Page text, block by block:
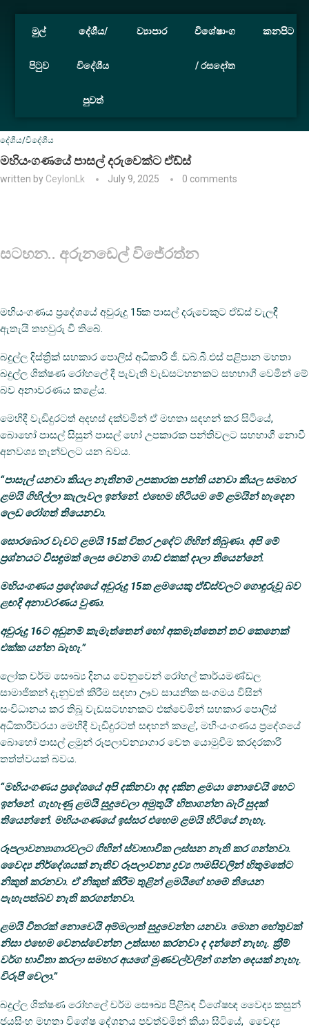
මුල්
පිටුව
දේශීය/
විදේශීය
පුවත්
ව්‍යාපාර විශේෂාංග
/ රසදෝත
කනපිට
දේශීය/විදේශීය
මහියංගණයේ පාසල් දරුවෙක්ට ඒඩ්ස්
written by CeylonLk July 9, 2025 0 comments
සටහන.. අරුනඩෙල් විජේරත්න
මහියංගණය ප්‍රදේශයේ අවුරුදු 15ක පාසල් දරුවෙකුට ඒඩ්ස් වැලඳී
ඇතැයි තහවුරු වී තිබේ.
බදුල්ල දිස්ත්‍රික් සහකාර පොලිස් අධිකාරි ජී. ඩබ්.බී.එස් පළිපාන මහතා
බදුල්ල ශික්ෂණ රෝහලේ දී පැවැති වැඩසටහනකට සහභාගී වෙමින් මේ
බව අනාවරණය කළේය.
මෙහිදී වැඩිදුරටත් අදහස් දක්වමින් ඒ මහතා සඳහන් කර සිටියේ,
බොහෝ පාසල් සිසුන් පාසල් ‍හෝ උපකාරක පන්තිවලට සහභාගී නොවී
අනවශ්‍ය තැන්වලට යන බවය.
“පාසැල් යනවා කියල නැතිනම් උපකාරක පන්ති යනවා කියල සමහර
ළමයි ගිහිල්ලා කැලෑවල ඉන්නේ. එහෙම හිටියම මේ ළමයින් හැදෙන
ලෙඩ රෝගත් තියෙනවා.
සොරබොර වැවට ළමයි 15ක් විතර උදේට ගිහින් තිබුණා. අපි මේ
ප්‍රශ්නයට විසඳුමක් ලෙස වෙනම ගාඩ් එකක් දාලා තියෙන්නේ.
මහියංගණය ප්‍රදේශයේ අවුරුදු 15ක ළමයෙකු ඒඩ්ස්වලට ගොඳුරුවූ බව
ළඟදි අනාවරණය වුණා.
අවුරුදු 16ට අඩුනම් කැමැත්තෙන් හෝ අකමැත්තෙන් තව කෙනෙක්
එක්ක යන්න බැහැ.”
ලෝක චර්ම සෞඛ්‍ය දිනය වෙනුවෙන් රෝහල් කාර්යමණ්ඩල
සාමාජිකන් දැනුවත් කිරීම සඳහා ඌව සායනික සංගමය විසින්
සංවිධානය කර තිබූ වැඩසටහනකට එක්වෙමින් සහකාර පොලිස්
අධිකාරීවරයා මෙහිදී වැඩිදුරටත් සඳහන් කළේ, මහිංයංගණය ප්‍රදේශයේ
බොහෝ පාසල් ළමුන් රූපලාවන්‍යාගාර වෙත යොමුවීම කරදරකාරී
තත්ත්වයක් බවය.
“මහියංගණය ප්‍රදේශයේ අපි දකිනවා අද දකින ළමයා නොවෙයි හෙට
ඉන්නේ. ගැහැණු ළමයි සුදුවෙලා අමුතුයි’ හිතාගන්න බැරි සුදක්
තියෙන්නේ. මහියංගණයේ ඉස්සර එහෙම ළමයි හිටියේ නැහැ.
රූපලාවන්‍යාගාරවලට ගිහින් ස්වාභාවික ලස්සන නැති කර ගන්නවා.
වෛද්‍ය නිර්දේශයක් නැතිව රූපලාවන්‍ය ද්‍රව්‍ය ෆාමසිවලින් හිතුමතේට
නිකුත් කරනවා. ඒ නිකුත් කිරීම තුළින් ළමයිගේ හමේ තියෙන
පැහැපත්බව නැති කරගන්නවා.
ළමයි විතරක් නොවෙයි අම්මලාත් සුදුවෙන්න යනවා. මොන හේතුවක්
නිසා එහෙම වෙනස්වෙන්න උත්සාහ කරනවා ද දන්නේ නැහැ. ක්‍රීම්
වර්ග භාවිතා කරලා සමහර අයගේ මුණවල්වලින් ගන්න දෙයක් නැහැ.
විරුපී වෙලා.”
බදුල්ල ශික්ෂණ රෝහලේ චර්ම සෞඛ්‍ය පිළිබඳ විශේෂඥ වෛද්‍ය කසුන්
ජයසිංහ මහතා විශේෂ දේශනය පවත්වමින් කියා සිටියේ, වෛද්‍ය